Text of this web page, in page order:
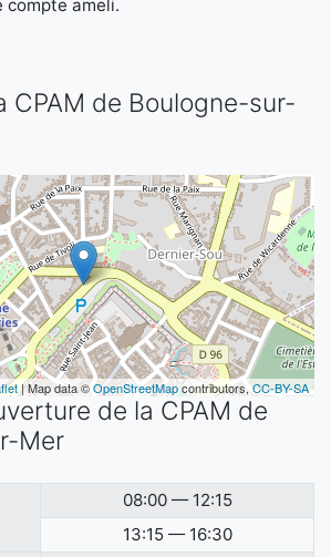
ameli.
CPAM de Boulogne-sur-
| Map data ©OpenStreetMapcontributors,CC-BY-SA
de la CPAM de
Mer
08:00 — 12:15
13:15 — 16:30